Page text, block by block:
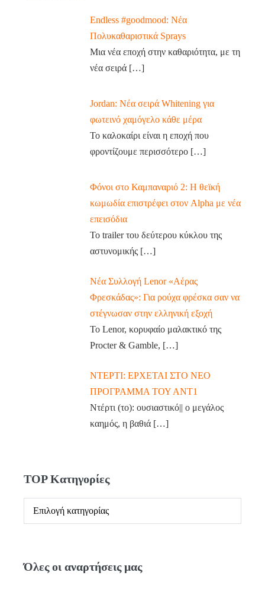
Endless #goodmood: Νέα
Πολυκαθαριστικά Sprays
Μια νέα εποχή στην καθαριότητα, με τη
νέα σειρά […]
Jordan: Νέα σειρά Whitening για
φωτεινό χαμόγελο κάθε μέρα
Το καλοκαίρι είναι η εποχή που
φροντίζουμε περισσότερο […]
Φόνοι στο Καμπαναριό 2: Η θεϊκή
κωμωδία επιστρέφει στον Alpha με νέα
επεισόδια
Το trailer του δεύτερου κύκλου της
αστυνομικής […]
Νέα Συλλογή Lenor «Αέρας
Φρεσκάδας»: Για ρούχα φρέσκα σαν να
στέγνωσαν στην ελληνική εξοχή
Το Lenor, κορυφαίο μαλακτικό της
Procter & Gamble, […]
ΝΤΕΡΤΙ: ΕΡΧΕΤΑΙ ΣΤΟ ΝΕΟ
ΠΡΟΓΡΑΜΜΑ ΤΟΥ ΑΝΤ1
Ντέρτι (το): ουσιαστικό|| ο μεγάλος
καημός, η βαθιά […]
TOP Κατηγορίες
Όλες οι αναρτήσεις μας